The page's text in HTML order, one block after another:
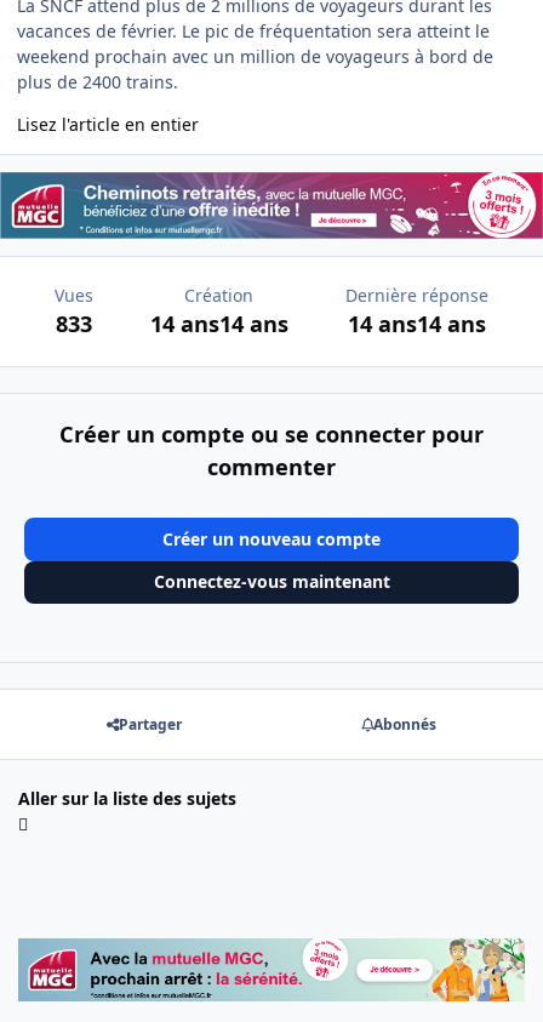
La SNCF attend plus de 2 millions de voyageurs durant les
vacances de février. Le pic de fréquentation sera atteint le
weekend prochain avec un million de voyageurs à bord de
plus de 2400 trains.
Lisez l'article en entier
Vues
833
Création
14 ans14 ans
Dernière réponse
14 ans14 ans
Créer un compte ou se connecter pour
commenter
Créer un nouveau compte
Connectez-vous maintenant
Partager Abonnés
Aller sur la liste des sujets